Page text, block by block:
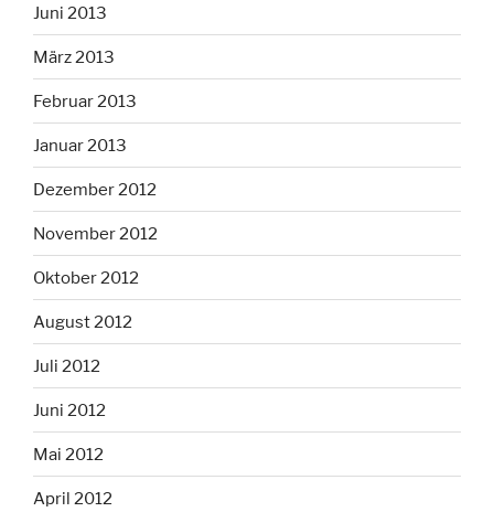
Juni 2013
März 2013
Februar 2013
Januar 2013
Dezember 2012
November 2012
Oktober 2012
August 2012
Juli 2012
Juni 2012
Mai 2012
April 2012